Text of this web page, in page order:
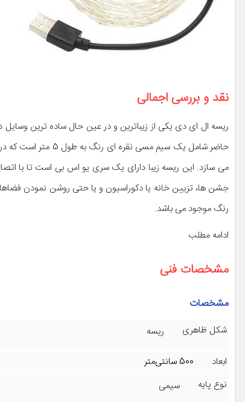
نقد و بررسی اجمالی
حاضر شامل یک سیم
می سازد. این ریسه زیبا دارای یک سری یو اس بی است تا با اتصال
جشن ها، تزیین خانه یا دکوراسیون و یا حتی روشن نمودن
رنگ موجود می باشد.
ادامه مطلب
مشخصات فنی
مشخصات
شکل ظاهری
ریسه
ابعاد
500 سانتی‌متر
نوع پایه
سیمی